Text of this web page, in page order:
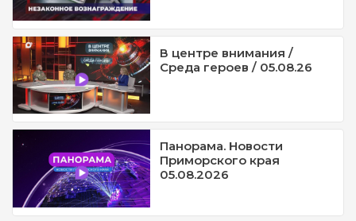
В центре внимания /
Среда героев / 05.08.26
Панорама. Новости
Приморского края
05.08.2026